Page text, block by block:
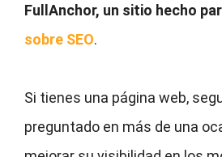
FullAnchor, un sitio hecho
sobre SEO.
Si tienes una página web,
preguntado en más de una